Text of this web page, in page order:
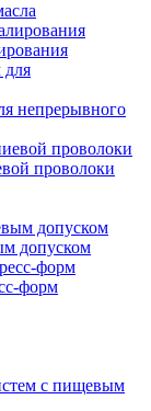
непрерывного
проволоки
допуском
форм